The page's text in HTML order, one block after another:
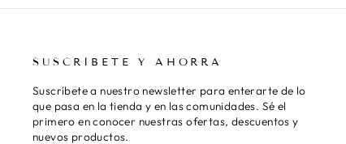
SUSCRÍBETE Y AHORRA
Suscríbete a nuestro newsletter para enterarte de lo
que pasa en la tienda y en las comunidades. Sé el
primero en conocer nuestras ofertas, descuentos y
nuevos productos.